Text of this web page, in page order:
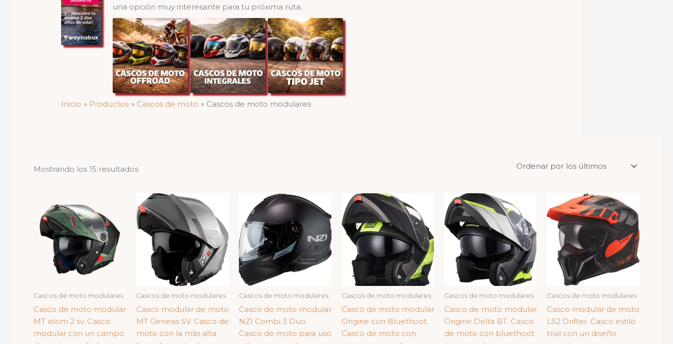
una opción muy interesante para tu próxima ruta.
Inicio Productos Cascos de moto Cascos de moto modulares
Mostrando los 15 resultadosOrdenado
últimos
Cascos de moto modulares
Casco de moto modular
MT atom 2 sv. Casco
modular con un campo
Cascos de moto modulares
Casco modular de moto
MT Genesis SV. Casco de
moto con la más alta
Cascos de moto modulares
Casco de moto modular
NZI Combi 3 Duo.
Casco de moto para uso
Cascos de moto modulares
Casco de moto modular
Origine con Bluethoot.
Casco de moto con
Cascos de moto modulares
Casco de moto modular
Origine Delta BT. Casco
de moto con bluethoot
Cascos de moto modulares
Casco modular de moto
LS2 Drifter. Casco estilo
trial con un diseño